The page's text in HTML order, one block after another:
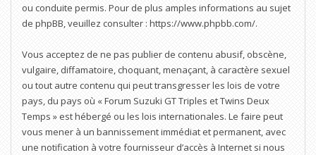
ou conduite permis. Pour de plus amples informations au sujet
de phpBB, veuillez consulter : https://www.phpbb.com/.
Vous acceptez de ne pas publier de contenu abusif, obscène,
vulgaire, diffamatoire, choquant, menaçant, à caractère sexuel
ou tout autre contenu qui peut transgresser les lois de votre
pays, du pays où « Forum Suzuki GT Triples et Twins Deux
Temps » est hébergé ou les lois internationales. Le faire peut
vous mener à un bannissement immédiat et permanent, avec
une notification à votre fournisseur d’accès à Internet si nous